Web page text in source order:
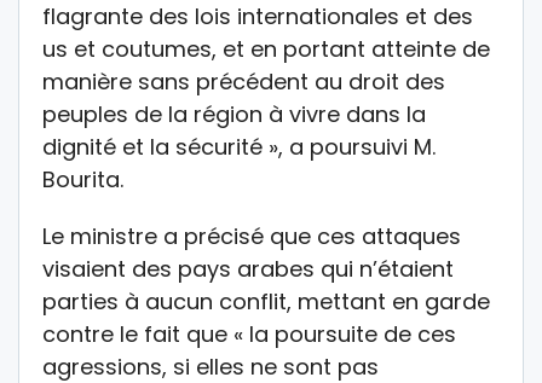
flagrante des lois internationales et des
us et coutumes, et en portant atteinte de
manière sans précédent au droit des
peuples de la région à vivre dans la
dignité et la sécurité », a poursuivi M.
Bourita.
Le ministre a précisé que ces attaques
visaient des pays arabes qui n’étaient
parties à aucun conflit, mettant en garde
contre le fait que « la poursuite de ces
agressions, si elles ne sont pas